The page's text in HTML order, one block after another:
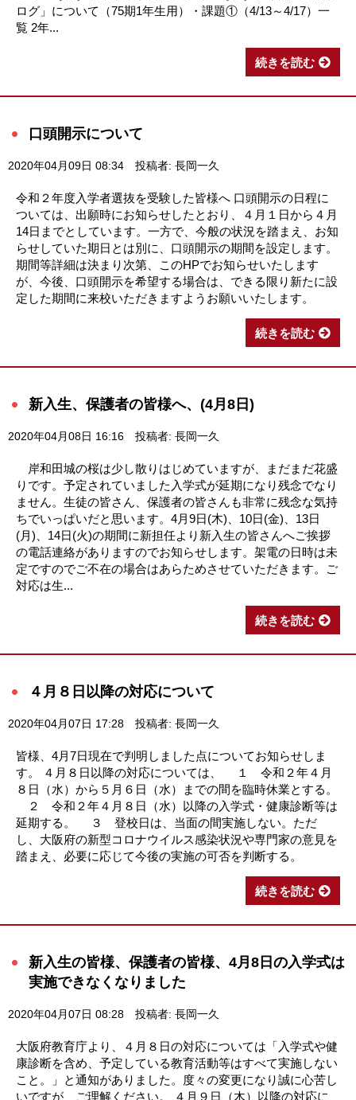
ログ」について（75期1年生用）・課題①（4/13～4/17）一
覧 2年...
続きを読む
口頭開示について
2020年04月09日 08:34 投稿者: 長岡一久
令和２年度入学者選抜を受験した皆様へ 口頭開示の日程に
ついては、出願時にお知らせしたとおり、４月１日から４月
14日までとしています。一方で、今般の状況を踏まえ、お知
らせしていた期日とは別に、口頭開示の期間を設定します。
期間等詳細は決まり次第、このHPでお知らせいたします
が、今後、口頭開示を希望する場合は、できる限り新たに設
定した期間に来校いただきますようお願いいたします。
続きを読む
新入生、保護者の皆様へ、(4月8日)
2020年04月08日 16:16 投稿者: 長岡一久
岸和田城の桜は少し散りはじめていますが、まだまだ花盛
りです。予定されていました入学式が延期になり残念でなり
ません。生徒の皆さん、保護者の皆さんも非常に残念な気持
ちでいっぱいだと思います。4月9日(木)、10日(金)、13日
(月)、14日(火)の期間に新担任より新入生の皆さんへご挨拶
の電話連絡がありますのでお知らせします。架電の日時は未
定ですのでご不在の場合はあらためさせていただきます。ご
対応は生...
続きを読む
４月８日以降の対応について
2020年04月07日 17:28 投稿者: 長岡一久
皆様、4月7日現在で判明しました点についてお知らせしま
す。 ４月８日以降の対応については、 １ 令和２年４月
８日（水）から５月６日（水）までの間を臨時休業とする。
２ 令和２年４月８日（水）以降の入学式・健康診断等は
延期する。 ３ 登校日は、当面の間実施しない。ただ
し、大阪府の新型コロナウイルス感染状況や専門家の意見を
踏まえ、必要に応じて今後の実施の可否を判断する。
続きを読む
新入生の皆様、保護者の皆様、4月8日の入学式は
実施できなくなりました
2020年04月07日 08:28 投稿者: 長岡一久
大阪府教育庁より、４月８日の対応については「入学式や健
康診断を含め、予定している教育活動等はすべて実施しない
こと。」と通知がありました。度々の変更になり誠に心苦し
いですが、ご理解ください。 ４月９日（木）以降の対応に